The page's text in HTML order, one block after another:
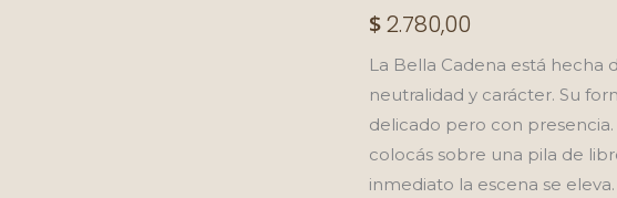
$2.780,00
La Bella Cadena está
neutralidad y carácter. Su
delicado pero con
colocás sobre una pila de
inmediato la escena se eleva.